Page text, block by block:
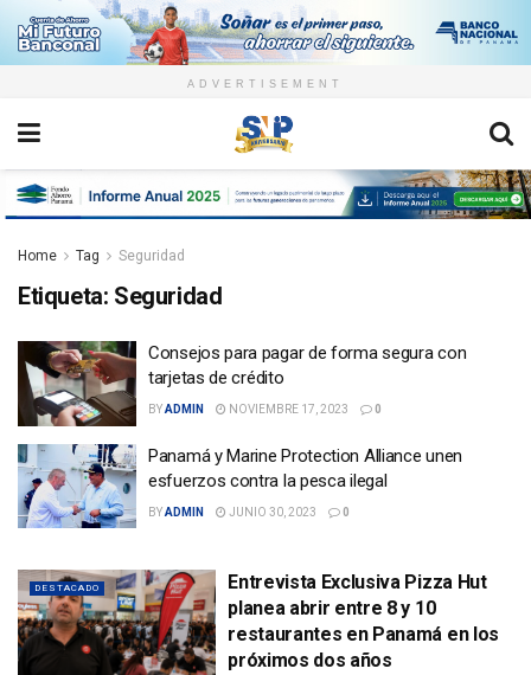
ADVERTISEMENT
Home Tag Seguridad
Etiqueta: Seguridad
Consejos para pagar de forma segura con
tarjetas de crédito
BYADMIN NOVIEMBRE 17, 2023 0
Panamá y Marine Protection Alliance unen
esfuerzos contra la pesca ilegal
BYADMIN JUNIO 30, 2023 0
DESTACADO
Entrevista Exclusiva Pizza Hut
planea abrir entre 8 y 10
restaurantes en Panamá en los
próximos dos años